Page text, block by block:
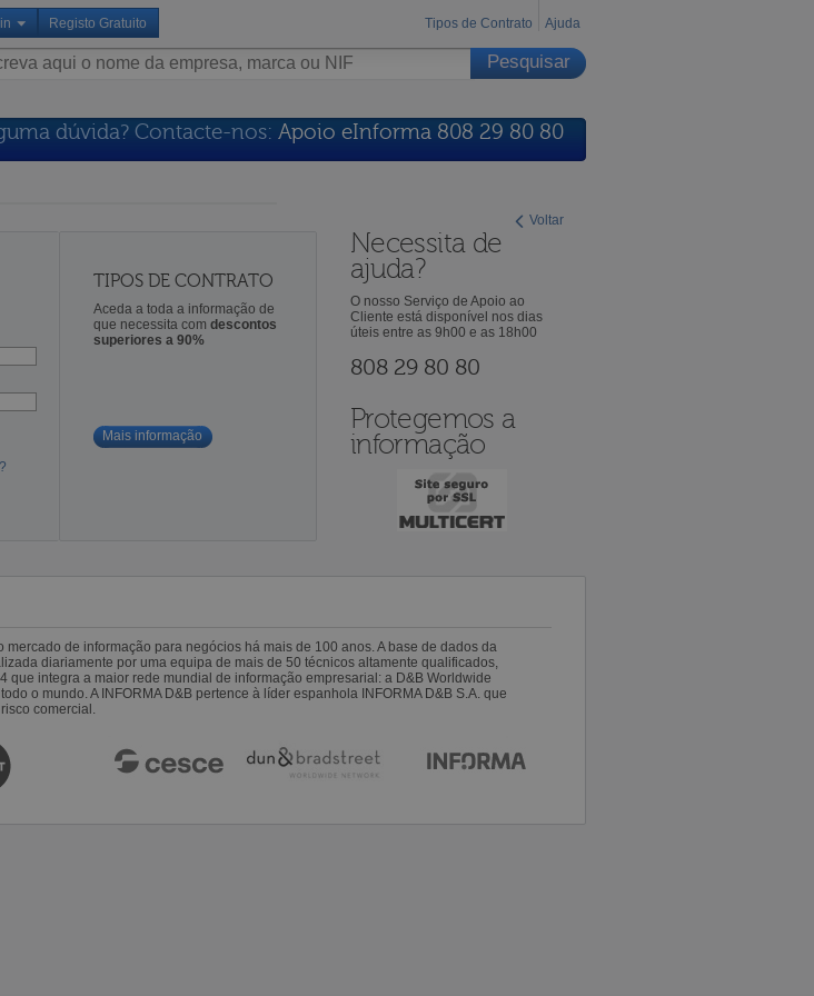
Registo Gratuito Tipos de Contrato Ajuda
dúvida? Contacte-nos: Apoio eInforma 808 29 80 80
Voltar
TIPOS DE CONTRATO
Aceda a toda a informação de
que necessita comdescontos
superiores a 90%
Mais informação
Necessita de
ajuda?
O nosso Serviço de Apoio ao
Cliente está disponível nos dias
úteis entre as 9h00 e as 18h00
808 29 80 80
Protegemos a
informação
de informação para negócios há mais de 100 anos. A base de dados da
diariamente por uma equipa de mais de 50 técnicos altamente qualificados,
integra a maior rede mundial de informação empresarial: a D&B Worldwide
o mundo. A INFORMA D&B pertence à líder espanhola INFORMA D&B S.A. que
comercial.